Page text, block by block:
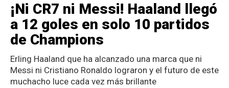
¡Ni CR7 ni Messi! Haaland llegó
a 12 goles en solo 10 partidos
de Champions
Erling Haaland que ha alcanzado una marca que ni
Messi ni Cristiano Ronaldo lograron y el futuro de este
muchacho luce cada vez más brillante